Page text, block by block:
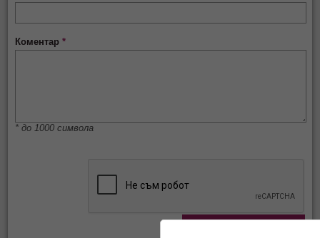
Коментар*
* до 1000 символа